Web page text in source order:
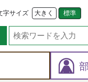
字サイズ 大きく 標準